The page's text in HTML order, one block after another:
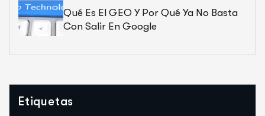
Qué Es El GEO Y Por Qué Ya No Basta
Con Salir En Google
Etiquetas